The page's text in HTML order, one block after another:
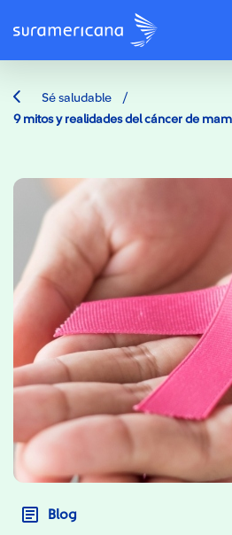
Sé saludable /
9 mitos y realidades del cáncer de
Blog